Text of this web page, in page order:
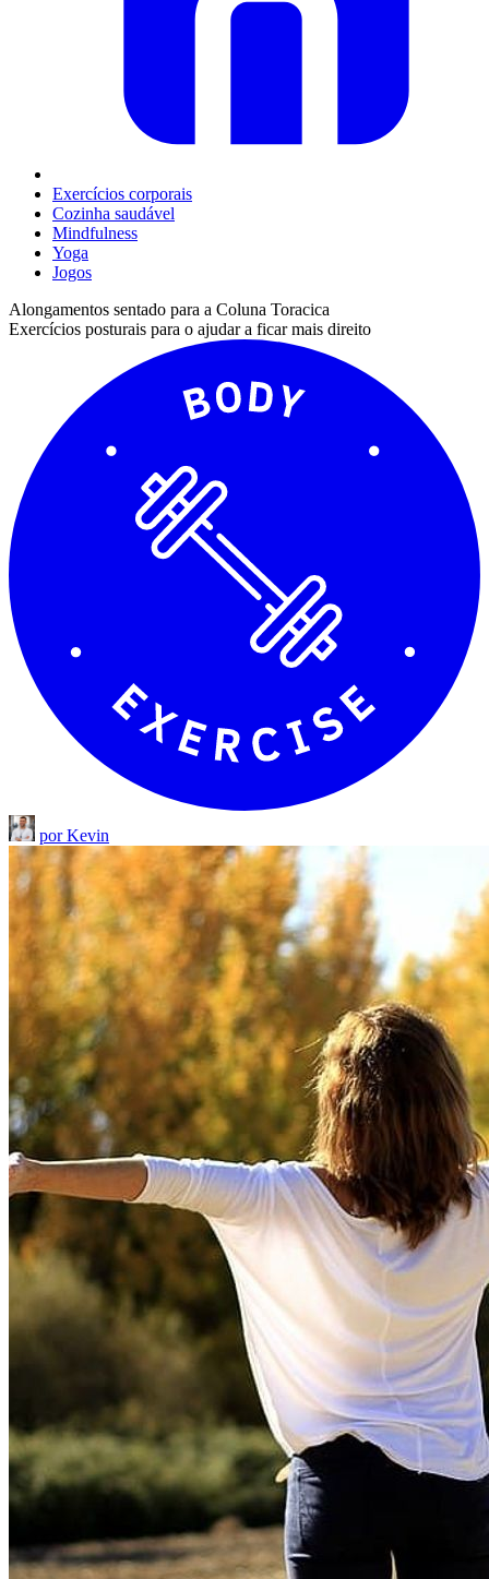
Exercícios corporais
Cozinha saudável
Mindfulness
Yoga
Jogos
Alongamentos sentado para a Coluna Toracica
Exercícios posturais para o ajudar a ficar mais direito
por Kevin